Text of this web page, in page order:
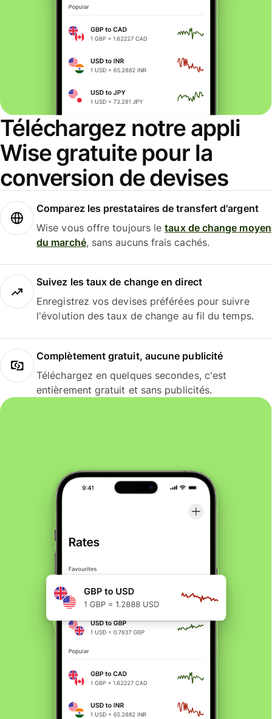
Téléchargez notre appli
Wise gratuite pour la
conversion de devises
Comparez les prestataires de transfert d'argent
Wise vous offre toujours letaux de change moyen
du marché, sans aucuns frais cachés.
Suivez les taux de change en direct
Enregistrez vos devises préférées pour suivre
l'évolution des taux de change au fil du temps.
Complètement gratuit, aucune publicité
Téléchargez en quelques secondes, c'est
entièrement gratuit et sans publicités.